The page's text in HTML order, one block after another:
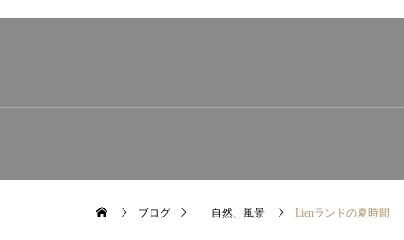
ブログ 自然、風景 Lienランドの夏時間